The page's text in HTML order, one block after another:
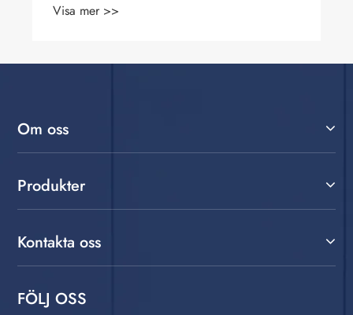
Visa mer >>
Om oss
Produkter
Kontakta oss
FÖLJ OSS